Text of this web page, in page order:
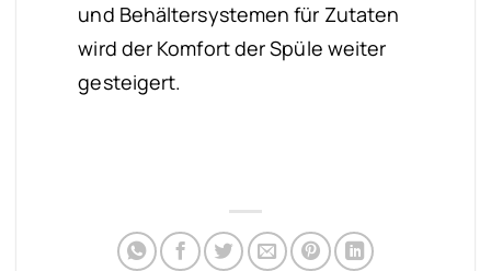
und Behältersystemen für Zutaten
wird der Komfort der Spüle weiter
gesteigert.